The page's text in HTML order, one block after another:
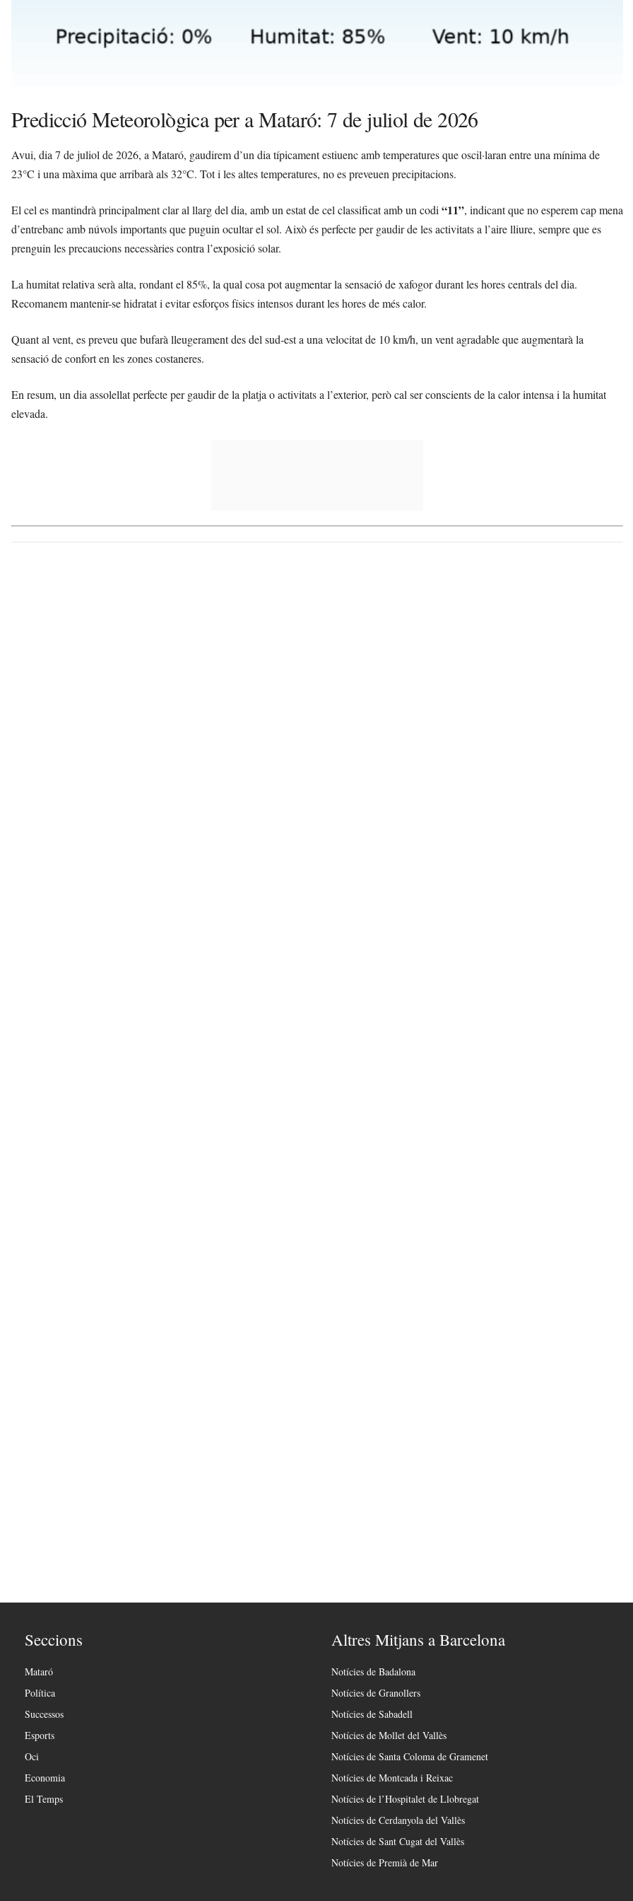
Predicció Meteorològica per a Mataró: 7 de juliol de 2026
Avui, dia 7 de juliol de 2026, a Mataró, gaudirem d’un dia típicament estiuenc amb temperatures que oscil·laran entre una mínima de
23°C i una màxima que arribarà als 32°C. Tot i les altes temperatures, no es preveuen precipitacions.
El cel es mantindrà principalment clar al llarg del dia, amb un estat de cel classificat amb un codi “11”, indicant que no esperem cap mena
d’entrebanc amb núvols importants que puguin ocultar el sol. Això és perfecte per gaudir de les activitats a l’aire lliure, sempre que es
prenguin les precaucions necessàries contra l’exposició solar.
La humitat relativa serà alta, rondant el 85%, la qual cosa pot augmentar la sensació de xafogor durant les hores centrals del dia.
Recomanem mantenir-se hidratat i evitar esforços físics intensos durant les hores de més calor.
Quant al vent, es preveu que bufarà lleugerament des del sud-est a una velocitat de 10 km/h, un vent agradable que augmentarà la
sensació de confort en les zones costaneres.
En resum, un dia assolellat perfecte per gaudir de la platja o activitats a l’exterior, però cal ser conscients de la calor intensa i la humitat
elevada.
Seccions
Mataró
Política
Successos
Esports
Oci
Economia
El Temps
Altres Mitjans a Barcelona
Notícies de Badalona
Notícies de Granollers
Notícies de Sabadell
Notícies de Mollet del Vallès
Notícies de Santa Coloma de Gramenet
Notícies de Montcada i Reixac
Notícies de l’Hospitalet de Llobregat
Notícies de Cerdanyola del Vallès
Notícies de Sant Cugat del Vallès
Notícies de Premià de Mar